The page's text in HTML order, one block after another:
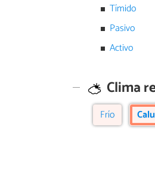
Tímido
Pasivo
Activo
Clima
Frío